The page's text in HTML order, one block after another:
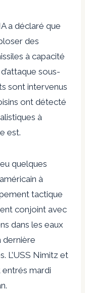
a déclaré que
des
à capacité
sous-
sont intervenus
ont détecté
à
est.
quelques
à
tactique
conjoint avec
dans les eaux
dernière
L’USS Nimitz et
mardi